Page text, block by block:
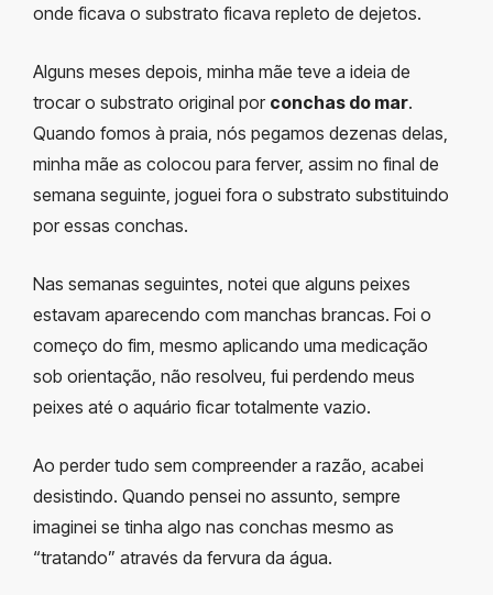
onde ficava o substrato ficava repleto de dejetos.
Alguns meses depois, minha mãe teve a ideia de
trocar o substrato original por conchas do mar.
Quando fomos à praia, nós pegamos dezenas delas,
minha mãe as colocou para ferver, assim no final de
semana seguinte, joguei fora o substrato substituindo
por essas conchas.
Nas semanas seguintes, notei que alguns peixes
estavam aparecendo com manchas brancas. Foi o
começo do fim, mesmo aplicando uma medicação
sob orientação, não resolveu, fui perdendo meus
peixes até o aquário ficar totalmente vazio.
Ao perder tudo sem compreender a razão, acabei
desistindo. Quando pensei no assunto, sempre
imaginei se tinha algo nas conchas mesmo as
“tratando” através da fervura da água.